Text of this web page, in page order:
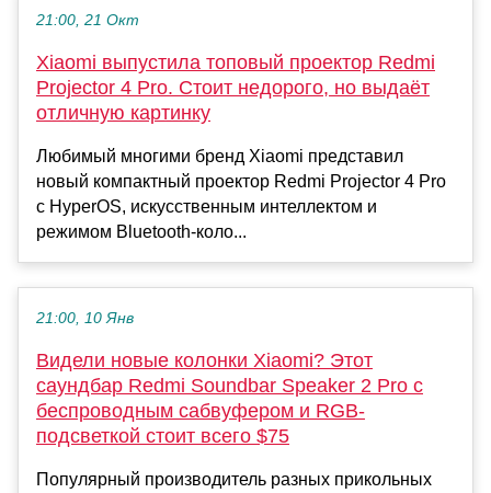
21:00, 21 Окт
Xiaomi выпустила топовый проектор Redmi
Projector 4 Pro. Стоит недорого, но выдаёт
отличную картинку
Любимый многими бренд Xiaomi представил
новый компактный проектор Redmi Projector 4 Pro
с HyperOS, искусственным интеллектом и
режимом Bluetooth-коло...
21:00, 10 Янв
Видели новые колонки Xiaomi? Этот
саундбар Redmi Soundbar Speaker 2 Pro с
беспроводным сабвуфером и RGB-
подсветкой стоит всего $75
Популярный производитель разных прикольных